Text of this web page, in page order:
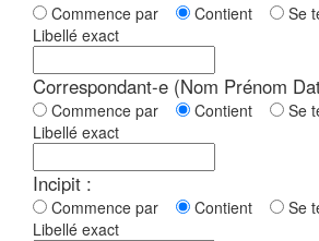
Commence par Contient
Se
Libellé exact
Correspondant-e (Nom Prénom
Commence par Contient
Se
Libellé exact
Incipit :
Commence par Contient
Se
Libellé exact